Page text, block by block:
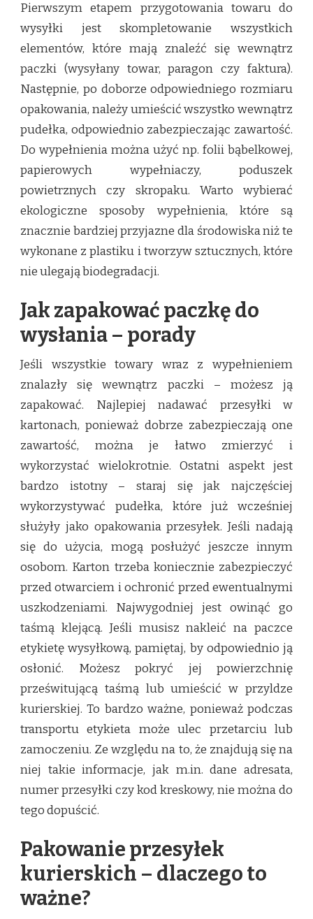
Pierwszym etapem przygotowania towaru do
wysyłki jest skompletowanie wszystkich
elementów, które mają znaleźć się wewnątrz
paczki (wysyłany towar, paragon czy faktura).
Następnie, po doborze odpowiedniego rozmiaru
opakowania, należy umieścić wszystko wewnątrz
pudełka, odpowiednio zabezpieczając zawartość.
Do wypełnienia można użyć np. folii bąbelkowej,
papierowych wypełniaczy, poduszek
powietrznych czy skropaku. Warto wybierać
ekologiczne sposoby wypełnienia, które są
znacznie bardziej przyjazne dla środowiska niż te
wykonane z plastiku i tworzyw sztucznych, które
nie ulegają biodegradacji.
Jak zapakować paczkę do
wysłania – porady
Jeśli wszystkie towary wraz z wypełnieniem
znalazły się wewnątrz paczki – możesz ją
zapakować. Najlepiej nadawać przesyłki w
kartonach, ponieważ dobrze zabezpieczają one
zawartość, można je łatwo zmierzyć i
wykorzystać wielokrotnie. Ostatni aspekt jest
bardzo istotny – staraj się jak najczęściej
wykorzystywać pudełka, które już wcześniej
służyły jako opakowania przesyłek. Jeśli nadają
się do użycia, mogą posłużyć jeszcze innym
osobom. Karton trzeba koniecznie zabezpieczyć
przed otwarciem i ochronić przed ewentualnymi
uszkodzeniami. Najwygodniej jest owinąć go
taśmą klejącą. Jeśli musisz nakleić na paczce
etykietę wysyłkową, pamiętaj, by odpowiednio ją
osłonić. Możesz pokryć jej powierzchnię
prześwitującą taśmą lub umieścić w przyldze
kurierskiej. To bardzo ważne, ponieważ podczas
transportu etykieta może ulec przetarciu lub
zamoczeniu. Ze względu na to, że znajdują się na
niej takie informacje, jak m.in. dane adresata,
numer przesyłki czy kod kreskowy, nie można do
tego dopuścić.
Pakowanie przesyłek
kurierskich – dlaczego to
ważne?